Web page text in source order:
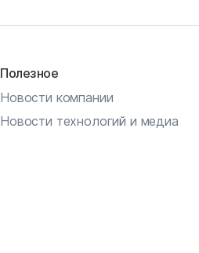
Полезное
Новости компании
Новости технологий и медиа